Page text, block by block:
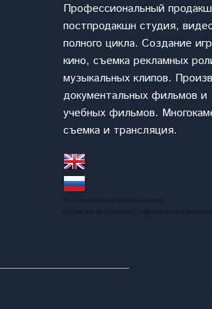
Профессиональный
постпродакшн студия,
полного цикла. Cоздание
кино, съемка рекламных
музыкальных клипов.
документальных фильмов и
учебных фильмов.
съемка и трансляция.
Пользовательское соглашение
Согласие на обработку персональных данных